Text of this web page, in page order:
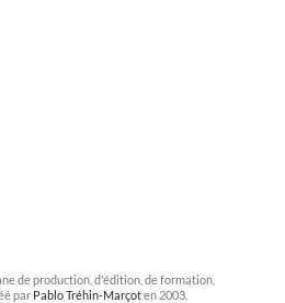
de production, d'édition, de formation,
par Pablo Tréhin-Marçoten 2003.